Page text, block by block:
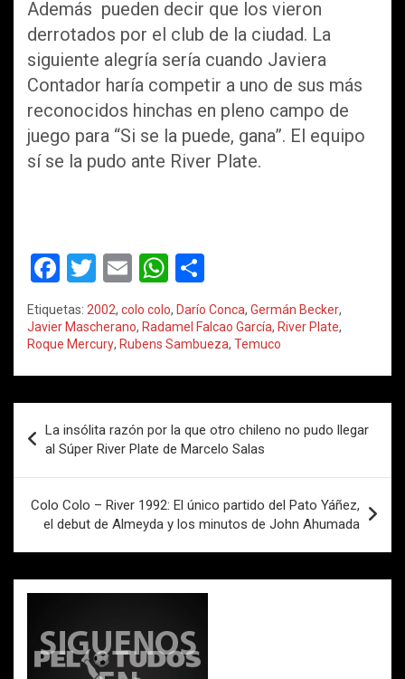
Además pueden decir que los vieron
derrotados por el club de la ciudad. La
siguiente alegría sería cuando Javiera
Contador haría competir a uno de sus más
reconocidos hinchas en pleno campo de
juego para “Si se la puede, gana”. El equipo
sí se la pudo ante River Plate.
F
a
ce
b
o
o
k
T
wi
tt
er
E
m
ail
W
h
at
s
A
p
p
o
m
p
ar
tir
Etiquetas: 2002, colo colo, Darío Conca, Germán Becker,
Javier Mascherano, Radamel Falcao García, River Plate,
Roque Mercury, Rubens Sambueza, Temuco
de
entradas
La insólita razón por la que otro chileno no pudo llegar
al Súper River Plate de Marcelo Salas
Colo Colo – River 1992: El único partido del Pato Yáñez,
el debut de Almeyda y los minutos de John Ahumada